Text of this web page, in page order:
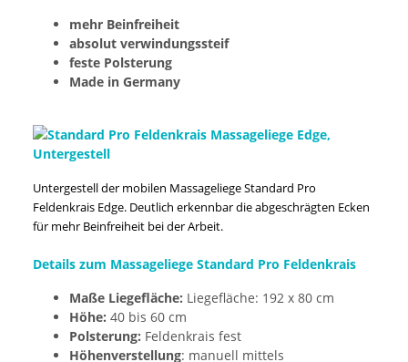
mehr Beinfreiheit
absolut verwindungssteif
feste Polsterung
Made in Germany
Untergestell der mobilen Massageliege Standard Pro
Feldenkrais Edge. Deutlich erkennbar die abgeschrägten Ecken
für mehr Beinfreiheit bei der Arbeit.
Details zum Massageliege Standard Pro Feldenkrais
Maße Liegefläche: Liegefläche: 192 x 80 cm
Höhe: 40 bis 60 cm
Polsterung: Feldenkrais fest
Höhenverstellung: manuell mittels